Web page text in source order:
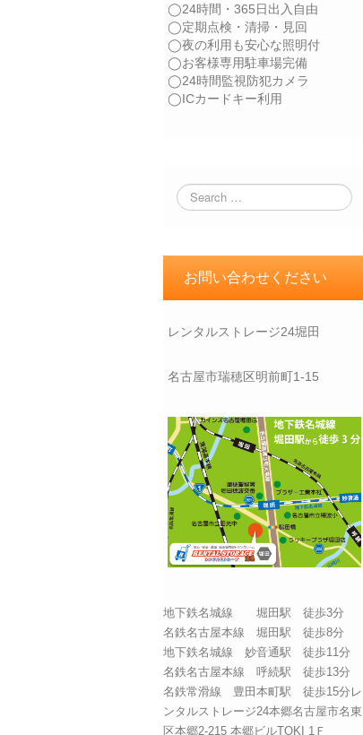
◯24時間・365日出入自由
◯定期点検・清掃・見回
◯夜の利用も安心な照明付
◯お客様専用駐車場完備
◯24時間監視防犯カメラ
◯ICカードキー利用
お問い合わせください
レンタルストレージ24堀田
名古屋市瑞穂区明前町1-15
地下鉄名城線 堀田駅 徒歩3分
名鉄名古屋本線 堀田駅 徒歩8分
地下鉄名城線 妙音通駅 徒歩11分
名鉄名古屋本線 呼続駅 徒歩13分
名鉄常滑線 豊田本町駅 徒歩15分レ
ンタルストレージ24本郷名古屋市名東
区本郷2-215 本郷ビルTOKI 1Ｆ